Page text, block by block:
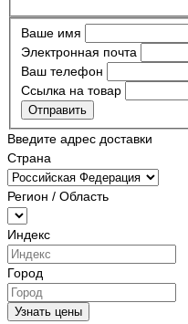
Ваше имя
Электронная почта
Ваш телефон
Ссылка на товар
Отправить
Введите адрес доставки
Страна
Регион / Область
Индекс
Город
Узнать цены